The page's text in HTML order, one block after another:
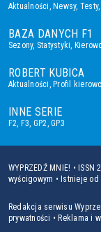
Aktualności, Newsy, Testy,
BAZA DANYCH F1
Sezony, Statystyki,
ROBERT KUBICA
Aktualności, Profil
INNE SERIE
F2, F3, GP2,GP3
WYPRZEDŹ MNIE! •
wyścigowym • Istnieje
Redakcja serwisu
prywatności • Reklama i